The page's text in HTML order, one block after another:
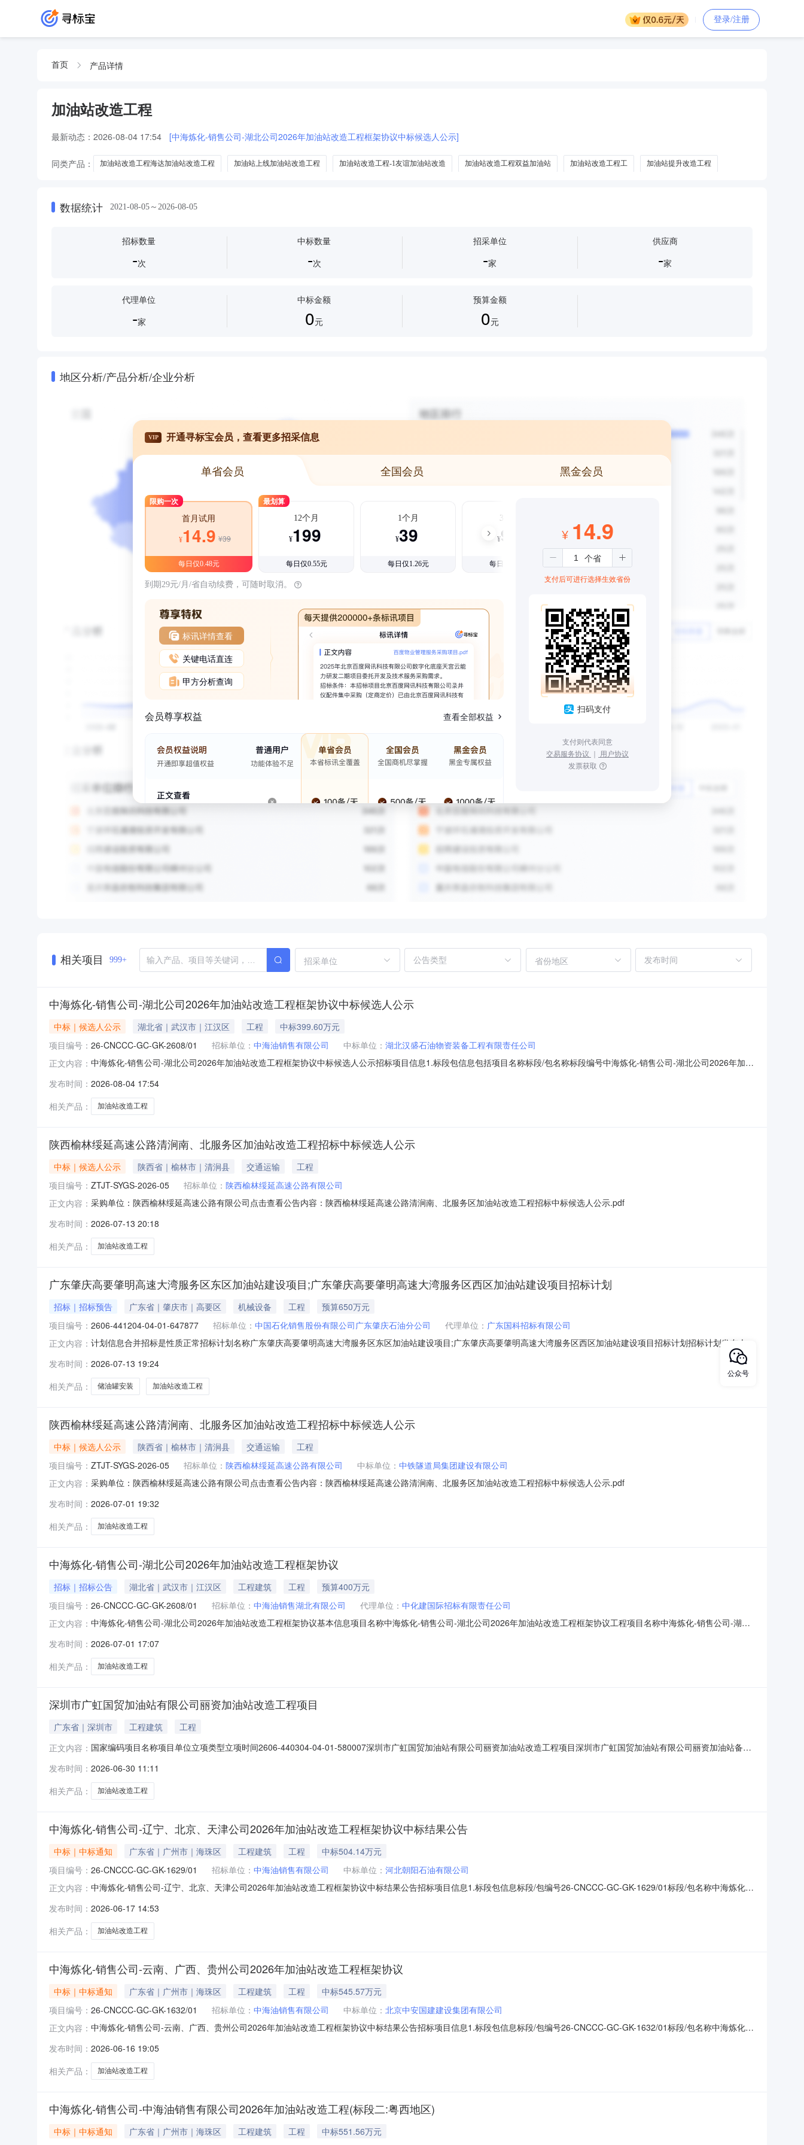
登录/注册
首页 产品详情
加油站改造工程
最新动态： 2026-08-04 17:54 [中海炼化-销售公司-湖北公司2026年加油站改造工程框架协议中标候选人公示]
同类产品： 加油站改造工程海达加油站改造工程 加油站上线加油站改造工程 加油站改造工程-1友谊加油站改造 加油站改造工程双益加油站 加油站改造工程工 加油站提升改造工程
数据统计 2021-08-05～2026-08-05
招标数量
-次
中标数量
-次
招采单位
-家
供应商
-家
代理单位
-家
中标金额
0元
预算金额
0元
地区分析/产品分析/企业分析
VIP 开通寻标宝会员，查看更多招采信息
单省会员 全国会员 黑金会员
限购一次
首月试用
¥14.9 ¥39
每日仅0.48元
最划算
12个月
¥199
每日仅0.55元
1个月
¥39
每日仅1.26元
3个月
¥99
每日仅1.08元
到期29元/月/省自动续费，可随时取消。
标讯详情查看
关键电话直连
甲方分析查询
会员尊享权益 查看全部权益
¥ 14.9
支付后可进行选择生效省份
扫码支付
支付则代表同意
交易服务协议 ｜ 用户协议
发票获取
相关项目 999+ 招采单位 省份地区
中海炼化-销售公司-湖北公司2026年加油站改造工程框架协议中标候选人公示
中标｜候选人公示 湖北省｜武汉市｜江汉区 工程
中标399.60万元
项目编号： 26-CNCCC-GC-GK-2608/01 招标单位： 中海油销售有限公司 中标单位： 湖北汉盛石油物资装备工程有限责任公司
正文内容： 中海炼化-销售公司-湖北公司2026年加油站改造工程框架协议中标候选人公示招标项目信息1.标段包信息包括项目名称标段/包名称标段编号中海炼化-销售公司-湖北公司2026年加油
构：中化建国际招标有限责任公司中标候选人排序中标候选人名称投标报价（含增值税）评分或评标价中标金额（含增值税）工期（交货期）质量项目负责人信息相关证书名称证书
发布时间： 2026-08-04 17:54
相关产品：
加油站改造工程
陕西榆林绥延高速公路清涧南、北服务区加油站改造工程招标中标候选人公示
中标｜候选人公示 陕西省｜榆林市｜清涧县 交通运输
工程
项目编号： ZTJT-SYGS-2026-05 招标单位： 陕西榆林绥延高速公路有限公司
正文内容： 采购单位：陕西榆林绥延高速公路有限公司点击查看公告内容：陕西榆林绥延高速公路清涧南、北服务区加油站改造工程招标中标候选人公示.pdf
发布时间： 2026-07-13 20:18
相关产品：
加油站改造工程
广东肇庆高要肇明高速大湾服务区东区加油站建设项目;广东肇庆高要肇明高速大湾服务区西区加油站建设项目招标计划
招标｜招标预告 广东省｜肇庆市｜高要区 机械设备 工程
预算650万元
项目编号： 2606-441204-04-01-647877 招标单位： 中国石化销售股份有限公司广东肇庆石油分公司 代理单位： 广东国科招标有限公司
正文内容： 计划信息合并招标是性质正常招标计划名称广东肇庆高要肇明高速大湾服务区东区加油站建设项目;广东肇庆高要肇明高速大湾服务区西区加油站建设项目招标计划招标计划发布人广
东国科招标有限公司发布时间2026-07-13招标人名称中国石化销售股份有限公司广东肇庆石油分公司招标人统一社会信用代码91441200732178437R备注明细内容招标项目1招标项
目名称肇明高速大湾服务区西区加油站改造工程是否依法必招项目是投资项目代码2606-441204-04-01-647877招标项目类型其他工程招标方式公开招标招标内容预估发包价（
发布时间： 2026-07-13 19:24
相关产品：
储油罐安装 加油站改造工程
陕西榆林绥延高速公路清涧南、北服务区加油站改造工程招标中标候选人公示
中标｜候选人公示 陕西省｜榆林市｜清涧县 交通运输
工程
项目编号： ZTJT-SYGS-2026-05 招标单位： 陕西榆林绥延高速公路有限公司 中标单位： 中铁隧道局集团建设有限公司
正文内容： 采购单位：陕西榆林绥延高速公路有限公司点击查看公告内容：陕西榆林绥延高速公路清涧南、北服务区加油站改造工程招标中标候选人公示.pdf
发布时间： 2026-07-01 19:32
相关产品：
加油站改造工程
中海炼化-销售公司-湖北公司2026年加油站改造工程框架协议
招标｜招标公告 湖北省｜武汉市｜江汉区 工程建筑 工程
预算400万元
项目编号： 26-CNCCC-GC-GK-2608/01 招标单位： 中海油销售湖北有限公司 代理单位： 中化建国际招标有限责任公司
正文内容： 中海炼化-销售公司-湖北公司2026年加油站改造工程框架协议基本信息项目名称中海炼化-销售公司-湖北公司2026年加油站改造工程框架协议工程项目名称中海炼化-销售公司-湖北
2026-2028年需改造的工程项目进行招投标采办工作。项目所在地湖北省资金来源企业自筹资金落实情况已落实是否允许联合体投标否异议投诉投标人或其他利害关系人认为招标文
件内容违法或者不当的，
发布时间： 2026-07-01 17:07
相关产品：
加油站改造工程
深圳市广虹国贸加油站有限公司丽资加油站改造工程项目
广东省｜深圳市 工程建筑
工程
正文内容： 国家编码项目名称项目单位立项类型立项时间2606-440304-04-01-580007深圳市广虹国贸加油站有限公司丽资加油站改造工程项目深圳市广虹国贸加油站有限公司丽资加油站备案
发布时间： 2026-06-30 11:11
相关产品：
加油站改造工程
中海炼化-销售公司-辽宁、北京、天津公司2026年加油站改造工程框架协议中标结果公告
中标｜中标通知 广东省｜广州市｜海珠区 工程建筑 工程
中标504.14万元
项目编号： 26-CNCCC-GC-GK-1629/01 招标单位： 中海油销售有限公司 中标单位： 河北朝阳石油有限公司
正文内容： 中海炼化-销售公司-辽宁、北京、天津公司2026年加油站改造工程框架协议中标结果公告招标项目信息1.标段包信息标段/包编号26-CNCCC-GC-GK-1629/01标段/包名称中海炼化-
月17日中标单位信息中标单位中标金额（含增值税）河北朝阳石油有限公司CNY5,041,450.78中标原因本项目采用综合评估法，第一中标候选人排名第一，确定
发布时间： 2026-06-17 14:53
相关产品：
加油站改造工程
中海炼化-销售公司-云南、广西、贵州公司2026年加油站改造工程框架协议
中标｜中标通知 广东省｜广州市｜海珠区 工程建筑 工程
中标545.57万元
项目编号： 26-CNCCC-GC-GK-1632/01 招标单位： 中海油销售有限公司 中标单位： 北京中安国建建设集团有限公司
正文内容： 中海炼化-销售公司-云南、广西、贵州公司2026年加油站改造工程框架协议中标结果公告招标项目信息1.标段包信息标段/包编号26-CNCCC-GC-GK-1632/01标段/包名称中海炼化-
月16日中标单位信息中标单位中标金额（含增值税）北京中安国建建设集团有限公司CNY5,455,735.65中标原因本项目采用综合评估法，第一中标候选人排名第
发布时间： 2026-06-16 19:05
相关产品：
加油站改造工程
中海炼化-销售公司-中海油销售有限公司2026年加油站改造工程(标段二:粤西地区)
中标｜中标通知 广东省｜广州市｜海珠区 工程建筑 工程
中标551.56万元
公众号